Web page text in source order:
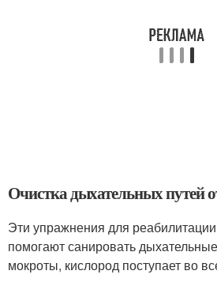
Очистка дыхательных путей
Эти упражнения для
помогают санировать
мокроты, кислород поступает во